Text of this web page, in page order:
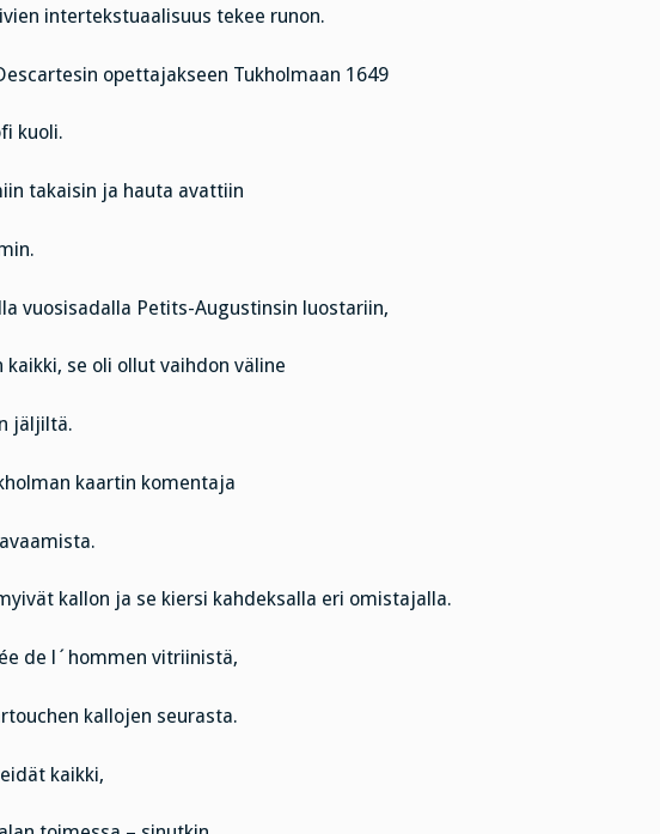
intertekstuaalisuus tekee runon.
opettajakseen Tukholmaan 1649
kuoli.
takaisin ja hauta avattiin
vuosisadalla Petits-Augustinsin luostariin,
se oli ollut vaihdon väline
jäljiltä.
kaartin komentaja
kallon ja se kiersi kahdeksalla eri omistajalla.
de l´hommen vitriinistä,
kallojen seurasta.
kaikki,